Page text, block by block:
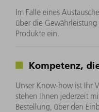
Im Falle eines
über die
Produkte ein.
Kompetenz,
Unser Know-how ist Ihr
stehen Ihnen jederzeit
Bestellung, über den